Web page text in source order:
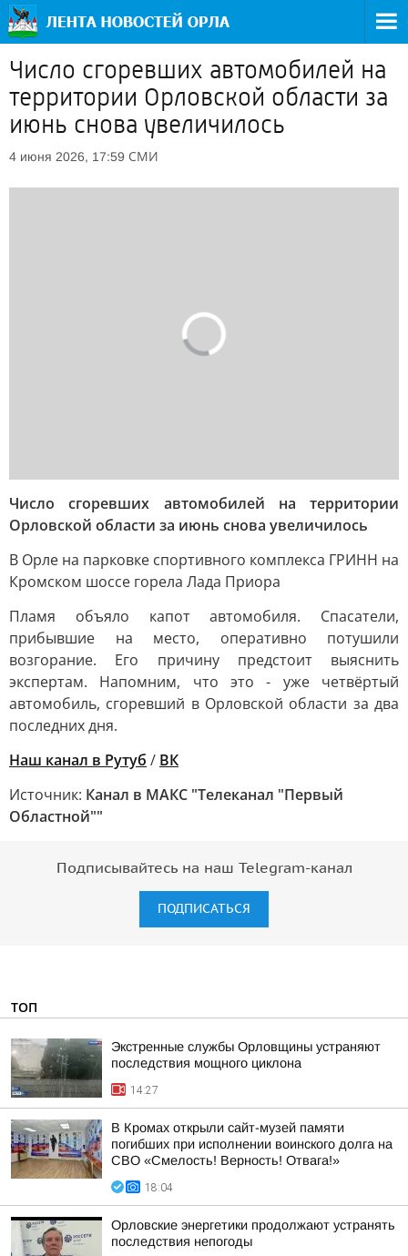
Число сгоревших автомобилей на
территории Орловской области за
июнь снова увеличилось
4 июня 2026, 17:59 СМИ
Число сгоревших автомобилей на территории
Орловской области за июнь снова увеличилось
В Орле на парковке спортивного комплекса ГРИНН на
Кромском шоссе горела Лада Приора
Пламя объяло капот автомобиля. Спасатели,
прибывшие на место, оперативно потушили
возгорание. Его причину предстоит выяснить
экспертам. Напомним, что это - уже четвёртый
автомобиль, сгоревший в Орловской области за два
последних дня.
Наш канал в Рутуб / ВК
Источник: Канал в МАКС "Телеканал "Первый
Областной""
Подписывайтесь на наш Telegram-канал
ПОДПИСАТЬСЯ
ТОП
Экстренные службы Орловщины устраняют
последствия мощного циклона
14:27
В Кромах открыли сайт-музей памяти
погибших при исполнении воинского долга на
СВО «Смелость! Верность! Отвага!»
18:04
Орловские энергетики продолжают устранять
последствия непогоды